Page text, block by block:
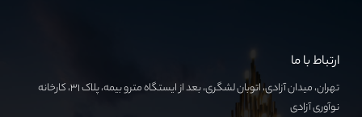
ارتباط با ما
تهران، میدان آزادی، اتوبان لشگری، بعد از ایستگاه مترو بیمه، پلاک ۳۱، کارخانه
نوآوری آزادی